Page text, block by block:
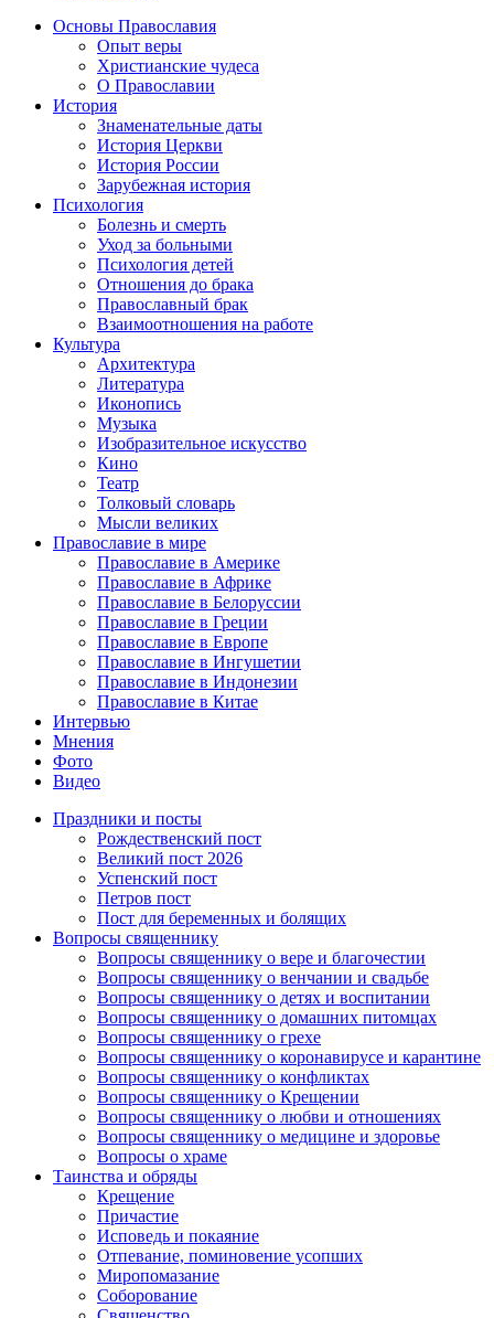
Основы Православия
Опыт веры
Христианские чудеса
О Православии
История
Знаменательные даты
История Церкви
История России
Зарубежная история
Психология
Болезнь и смерть
Уход за больными
Психология детей
Отношения до брака
Православный брак
Взаимоотношения на работе
Культура
Архитектура
Литература
Иконопись
Музыка
Изобразительное искусство
Кино
Театр
Толковый словарь
Мысли великих
Православие в мире
Православие в Америке
Православие в Африке
Православие в Белоруссии
Православие в Греции
Православие в Европе
Православие в Ингушетии
Православие в Индонезии
Православие в Китае
Интервью
Мнения
Фото
Видео
Праздники и посты
Рождественский пост
Великий пост 2026
Успенский пост
Петров пост
Пост для беременных и болящих
Вопросы священнику
Вопросы священнику о вере и благочестии
Вопросы священнику о венчании и свадьбе
Вопросы священнику о детях и воспитании
Вопросы священнику о домашних питомцах
Вопросы священнику о грехе
Вопросы священнику о коронавирусе и карантине
Вопросы священнику о конфликтах
Вопросы священнику о Крещении
Вопросы священнику о любви и отношениях
Вопросы священнику о медицине и здоровье
Вопросы о храме
Таинства и обряды
Крещение
Причастие
Исповедь и покаяние
Отпевание, поминовение усопших
Миропомазание
Соборование